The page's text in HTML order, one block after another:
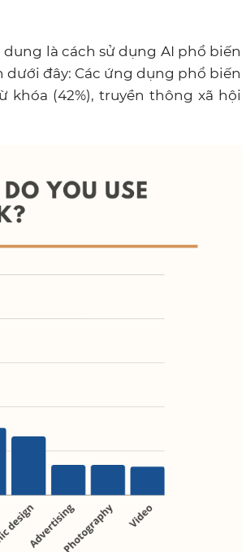
là cách sử dụng AI phổ biến
đây: Các ứng dụng phổ biến
(42%), truyền thông xã hội